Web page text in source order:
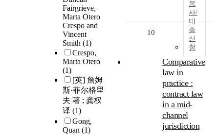
Fairgrieve,
Marta Otero
Crespo and
Vincent
Smith (1)
Crespo,
Marta Otero
(1)
[英] 詹姆
斯·菲尔格里
夫 著 ; 龚权
译 (1)
Gong,
Quan (1)
복
사/
대
출
신
청
10
Comparative
law in
practice :
contract law
in a mid-
channel
jurisdiction